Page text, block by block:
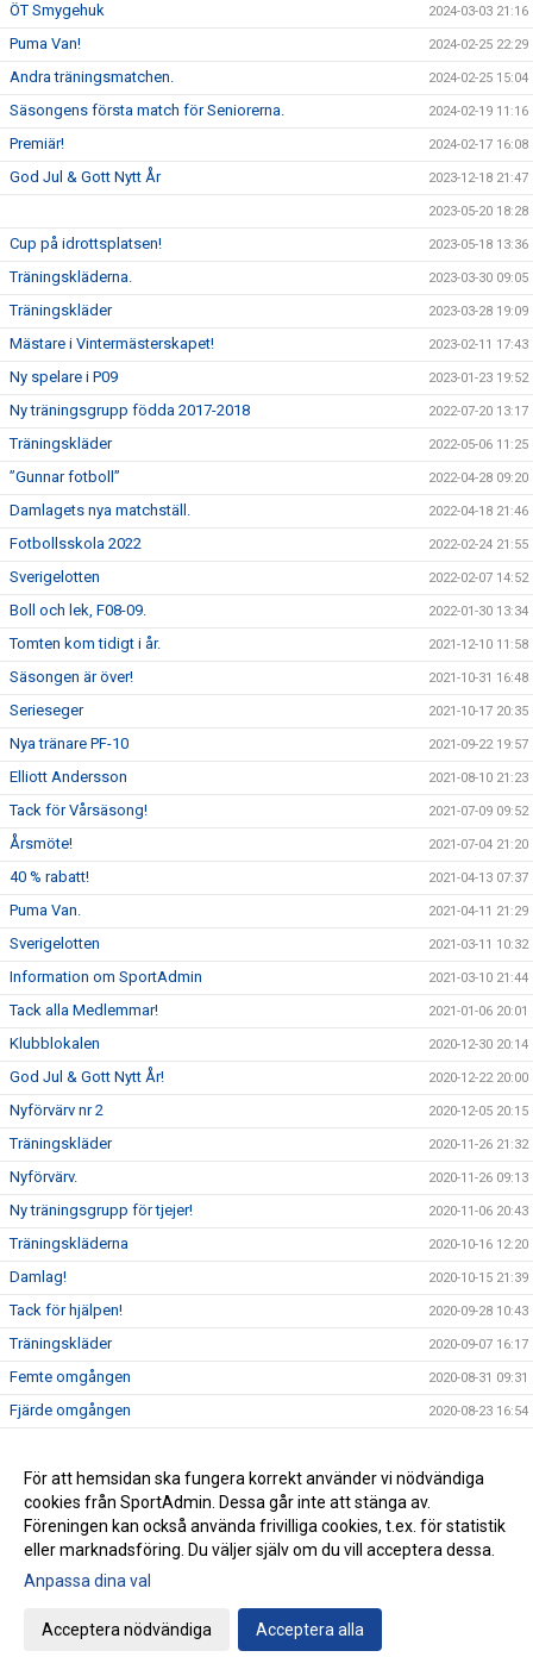
ÖT Smygehuk 2024-03-03 21:16
Puma Van! 2024-02-25 22:29
Andra träningsmatchen. 2024-02-25 15:04
Säsongens första match för Seniorerna. 2024-02-19 11:16
Premiär! 2024-02-17 16:08
God Jul & Gott Nytt År 2023-12-18 21:47
2023-05-20 18:28
Cup på idrottsplatsen! 2023-05-18 13:36
Träningskläderna. 2023-03-30 09:05
Träningskläder 2023-03-28 19:09
Mästare i Vintermästerskapet! 2023-02-11 17:43
Ny spelare i P09 2023-01-23 19:52
Ny träningsgrupp födda 2017-2018 2022-07-20 13:17
Träningskläder 2022-05-06 11:25
”Gunnar fotboll” 2022-04-28 09:20
Damlagets nya matchställ. 2022-04-18 21:46
Fotbollsskola 2022 2022-02-24 21:55
Sverigelotten 2022-02-07 14:52
Boll och lek, F08-09. 2022-01-30 13:34
Tomten kom tidigt i år. 2021-12-10 11:58
Säsongen är över! 2021-10-31 16:48
Serieseger 2021-10-17 20:35
Nya tränare PF-10 2021-09-22 19:57
Elliott Andersson 2021-08-10 21:23
Tack för Vårsäsong! 2021-07-09 09:52
Årsmöte! 2021-07-04 21:20
40 % rabatt! 2021-04-13 07:37
Puma Van. 2021-04-11 21:29
Sverigelotten 2021-03-11 10:32
Information om SportAdmin 2021-03-10 21:44
Tack alla Medlemmar! 2021-01-06 20:01
Klubblokalen 2020-12-30 20:14
God Jul & Gott Nytt År! 2020-12-22 20:00
Nyförvärv nr 2 2020-12-05 20:15
Träningskläder 2020-11-26 21:32
Nyförvärv. 2020-11-26 09:13
Ny träningsgrupp för tjejer! 2020-11-06 20:43
Träningskläderna 2020-10-16 12:20
Damlag! 2020-10-15 21:39
Tack för hjälpen! 2020-09-28 10:43
Träningskläder 2020-09-07 16:17
Femte omgången 2020-08-31 09:31
Fjärde omgången 2020-08-23 16:54
Andra omgången. 2020-08-16 21:56
Premiär 2020-08-10 21:56
Gå till Webbversion
För att hemsidan ska fungera korrekt använder vi nödvändiga
cookies från SportAdmin. Dessa går inte att stänga av.
Föreningen kan också använda frivilliga cookies, t.ex. för statistik
eller marknadsföring. Du väljer själv om du vill acceptera dessa.
Anpassa dina val
Acceptera nödvändiga Acceptera alla